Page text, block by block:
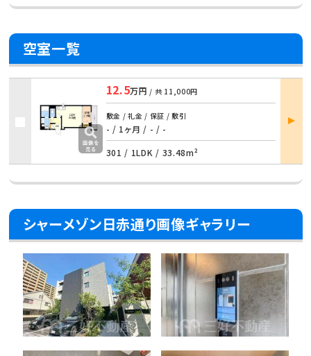
空室一覧
12.5万円 / 共 11,000円
敷金 / 礼金 / 保証 / 敷引
- / 1ヶ月 / - / -
301 / 1LDK / 33.48m²
部屋
詳細
シャーメゾン日赤通り画像ギャラリー